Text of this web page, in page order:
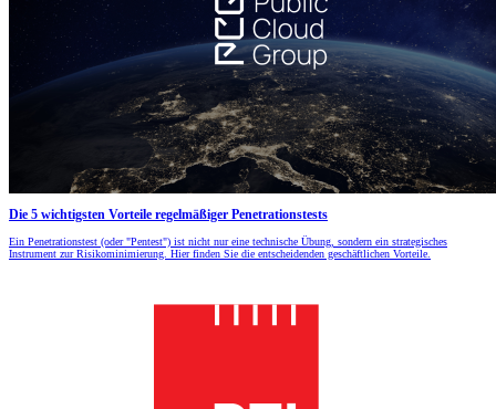
Die 5 wichtigsten Vorteile regelmäßiger Penetrationstests
Ein Penetrationstest (oder "Pentest") ist nicht nur eine technische Übung, sondern ein strategisches
Instrument zur Risikominimierung. Hier finden Sie die entscheidenden geschäftlichen Vorteile.